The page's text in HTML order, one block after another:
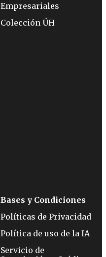
Empresariales
Colección ÚH
Bases y Condiciones
Políticas de Privacidad
Política de uso de la IA
Servicio de